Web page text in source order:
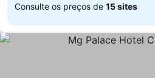
Consulte os preços de 15 sites